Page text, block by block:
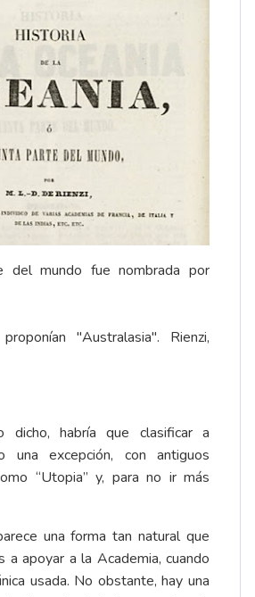
del mundo fue nombrada por
"Australasia". Rienzi,
habría que clasificar a
una excepción, con antiguos
“Utopia” y, para no ir más
una forma tan natural que
a apoyar a la Academia, cuando
usada. No obstante, hay una